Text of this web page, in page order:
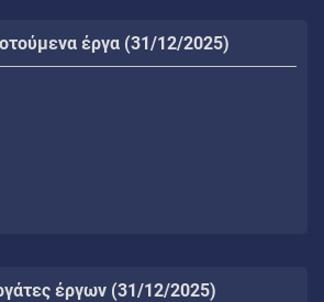
έργα (31/12/2025)
έργων (31/12/2025)